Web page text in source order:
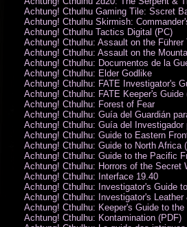
Achtung! Cthulhu Gaming Tile: Sscret
Achtung! Cthulhu Skirmish:
Achtung! Cthulhu Tactics Digital (PC)
Achtung! Cthulhu: Assault on the Führer
Achtung! Cthulhu: Assault on the
Achtung! Cthulhu: Documentos de la
Achtung! Cthulhu: Elder Godlike
Achtung! Cthulhu: FATE Investigator's
Achtung! Cthulhu: FATE Keeper's Guide
Achtung! Cthulhu: Forest of Fear
Achtung! Cthulhu: Guía del Guardián
Achtung! Cthulhu: Guía del Investigador
Achtung! Cthulhu: Guide to Eastern Front
Achtung! Cthulhu: Guide to North Africa
Achtung! Cthulhu: Guide to the Pacific
Achtung! Cthulhu: Horrors of the Secret
Achtung! Cthulhu: Interface 19.40
Achtung! Cthulhu: Investigator's Guide to
Achtung! Cthulhu: Investigator's Leather
Achtung! Cthulhu: Keeper's Guide to the
Achtung! Cthulhu: Kontamination (PDF)